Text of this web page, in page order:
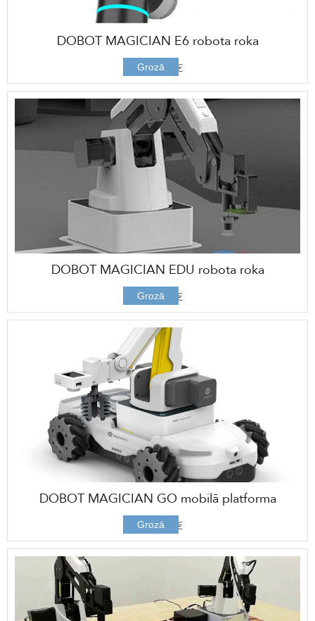
DOBOT MAGICIAN E6 robota roka
6630,00 €
Grozā
DOBOT MAGICIAN EDU robota roka
1740,00 €
Grozā
DOBOT MAGICIAN GO mobilā platforma
1988,00 €
Grozā